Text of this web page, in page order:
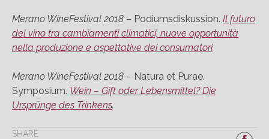
Merano WineFestival 2018 – Podiumsdiskussion. Il futuro
del vino tra cambiamenti climatici, nuove opportunità
nella produzione e aspettative dei consumatori
Merano WineFestival 2018 – Natura et Purae.
Symposium. Wein – Gift oder Lebensmittel? Die
Ursprünge des Trinkens.
SHARE